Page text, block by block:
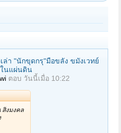
เล่า "นักขุดกรุ"มือขลัง ขมังเวทย์
นแผ่นดิน
ตอบ วันนี้เมื่อ 10:22
สิ่งมงคล